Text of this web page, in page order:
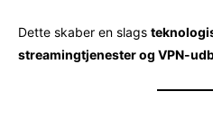
Dette skaber en slags
streamingtjenester og VPN-